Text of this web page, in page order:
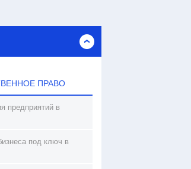
ПРАВО
предприятий в
под ключ в